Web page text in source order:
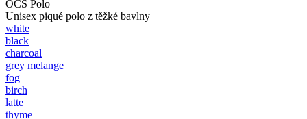
OCS Polo
Unisex piqué polo z těžké bavlny
white
black
charcoal
grey melange
fog
birch
latte
thyme